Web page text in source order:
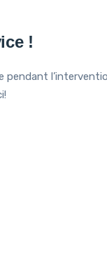
!
pendant